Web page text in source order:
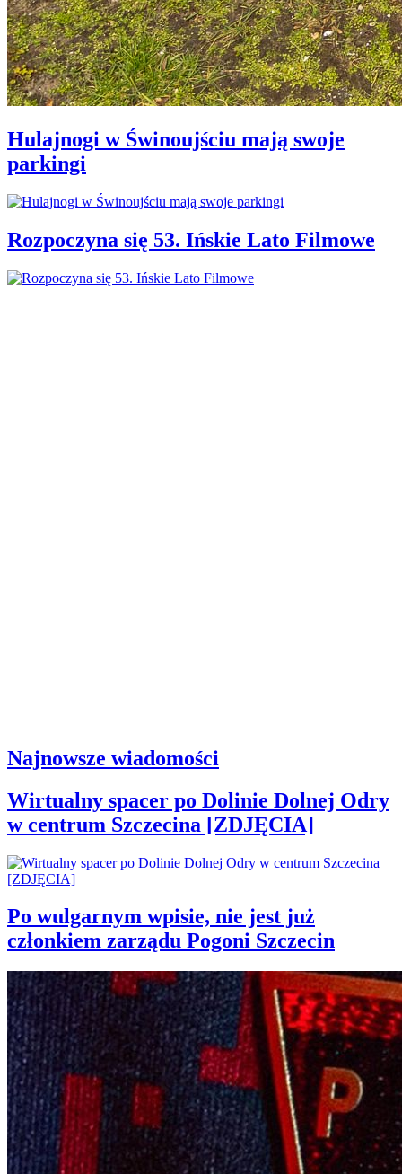
Hulajnogi w Świnoujściu mają swoje
parkingi
Rozpoczyna się 53. Ińskie Lato Filmowe
Najnowsze wiadomości
Wirtualny spacer po Dolinie Dolnej Odry
w centrum Szczecina [ZDJĘCIA]
Po wulgarnym wpisie, nie jest już
członkiem zarządu Pogoni Szczecin